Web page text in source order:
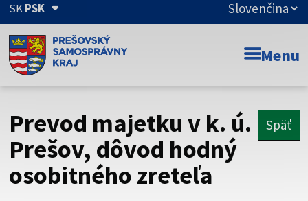
SKPSK
Doména psk.sk je oficiálna
Toto je oficiálna webová stránka Prešovského
Táto stránka je zabezpečená
Buďte pozorní a vždy sa uistite, že zdieľate informácie iba
cez zabezpečenú webovú stránku. Zabezpečená stránka
Menu
Prevod majetku v k. ú.
Prešov, dôvod hodný
osobitného zreteľa
Späť